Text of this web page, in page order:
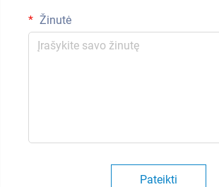
Žinutė
Pateikti